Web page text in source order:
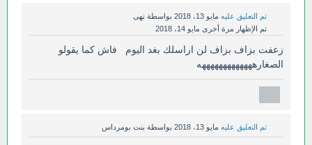
تم التعليق عليه مايو 13، 2018 بواسطة نهى
تم الإظهار مرة أخرى مايو 14، 2018
زعفت بزاف بزاف لن اراسلك بغد اليوم فاش كما يقولو
الصغارهههههههههههههه
تم التعليق عليه مايو 13، 2018 بواسطة بنت بومرداس